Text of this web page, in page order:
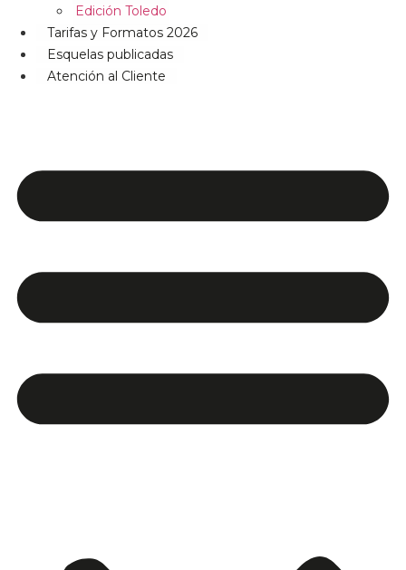
Edición Toledo
Tarifas y Formatos 2026
Esquelas publicadas
Atención al Cliente